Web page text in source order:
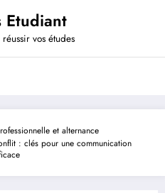
Etudiant
vos études
et alternance
: clés pour une communication